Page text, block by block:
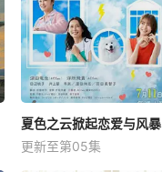
夏色之云掀起恋爱与风暴
更新至第05集